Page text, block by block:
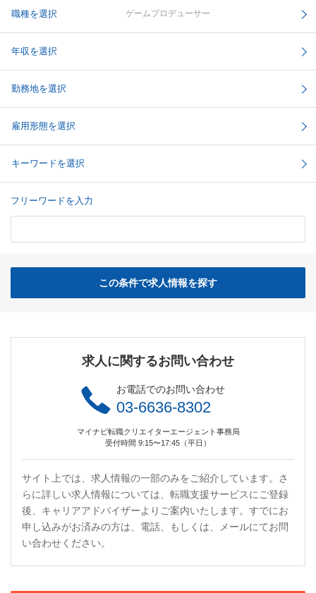
職種を選択 ゲームプロデューサー
年収を選択
勤務地を選択
雇用形態を選択
キーワードを選択
フリーワードを入力
この条件で求人情報を探す
求人に関するお問い合わせ
お電話でのお問い合わせ
03-6636-8302
マイナビ転職クリエイターエージェント事務局
受付時間 9:15〜17:45（平日）
サイト上では、求人情報の一部のみをご紹介しています。さ
らに詳しい求人情報については、転職支援サービスにご登録
後、キャリアアドバイザーよりご案内いたします。すでにお
申し込みがお済みの方は、電話、もしくは、メールにてお問
い合わせください。